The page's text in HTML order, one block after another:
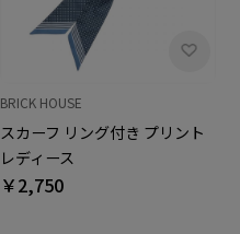
BRICK HOUSE
スカーフ リング付き プリント
レディース
￥2,750